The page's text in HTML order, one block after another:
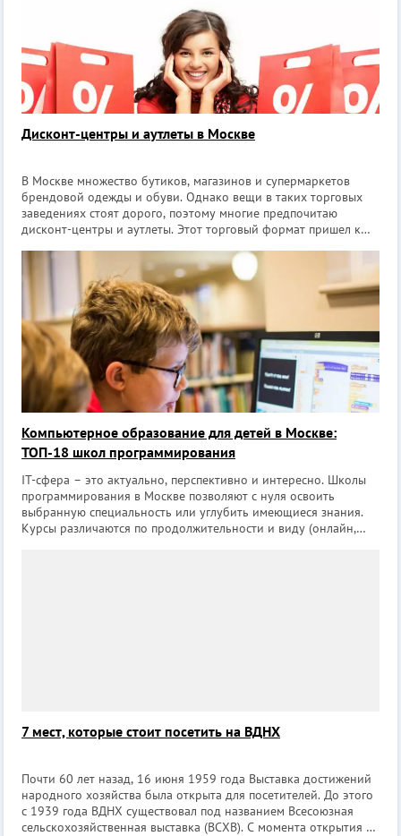
Дисконт-центры и аутлеты в Москве
В Москве множество бутиков, магазинов и супермаркетов
брендовой одежды и обуви. Однако вещи в таких торговых
заведениях стоят дорого, поэтому многие предпочитаю
дисконт-центры и аутлеты. Этот торговый формат пришел к
нераспроданные остатки со скла
Компьютерное образование для детей в Москве:
ТОП-18 школ программирования
IT-сфера – это актуально, перспективно и интересно. Школы
программирования в Москве позволяют с нуля освоить
выбранную специальность или углубить имеющиеся знания.
Курсы различаются по продолжительности и виду (онлайн,
7 мест, которые стоит посетить на ВДНХ
Почти 60 лет назад, 16 июня 1959 года Выставка достижений
народного хозяйства была открыта для посетителей. До этого
с 1939 года ВДНХ существовал под названием Всесоюзная
сельскохозяйственная выставка (ВСХВ). С момента открытия на